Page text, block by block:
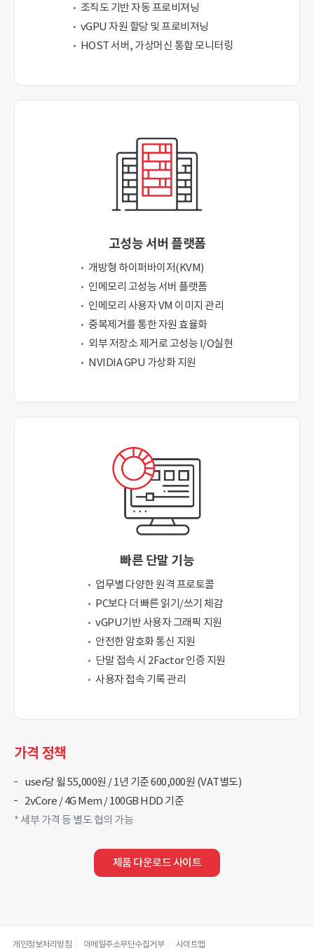
조직도 기반 자동 프로비져닝
vGPU 자원 할당 및 프로비져닝
HOST 서버, 가상머신 통합 모니터링
고성능 서버 플랫폼
개방형 하이퍼바이저(KVM)
인메모리 고성능 서버 플랫폼
인메모리 사용자 VM 이미지 관리
중복제거를 통한 자원 효율화
외부 저장소 제거로 고성능 I/O실현
NVIDIA GPU 가상화 지원
빠른 단말 기능
업무별 다양한 원격 프로토콜
PC보다 더 빠른 읽기/쓰기 체감
vGPU기반 사용자 그래픽 지원
안전한 암호화 통신 지원
단말 접속 시 2Factor 인증 지원
사용자 접속 기록 관리
가격 정책
user당 윌 55,000원 / 1년 기준 600,000원 (VAT별도)
2vCore / 4G Mem / 100GB HDD 기준
* 세부 가격 등 별도 협의 가능
제품 다운로드 사이트
개인정보처리방침 이메일주소무단수집거부 사이트맵